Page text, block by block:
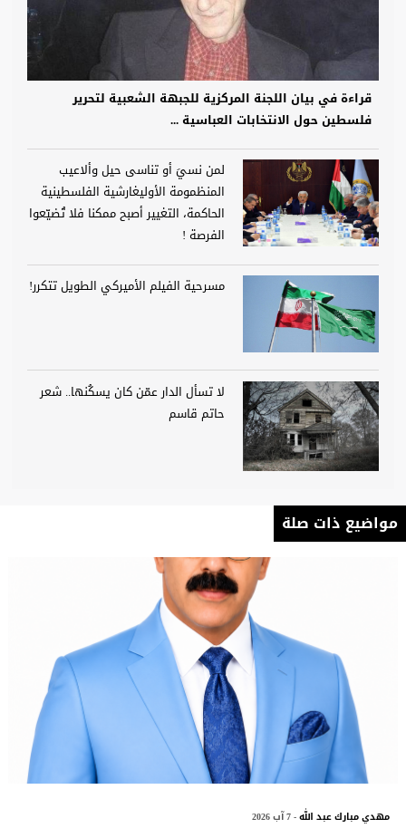
قراءة في بيان اللجنة المركزية للجبهة الشعبية لتحرير
فلسطين حول الانتخابات العباسية ...
لمن نسيَ أو تناسى حيل وألاعيب
المنظمومة الأوليغارشية الفلسطينية
الحاكمة، التغيير أصبح ممكنا فلا تُضيّعوا
الفرصة !
مسرحية الفيلم الأميركي الطويل تتكرر!
لا تسأل الدار عمّن كان يسكُنها.. شعر
حاتم قاسم
مواضيع ذات صلة
مهدي مبارك عبد الله- 7 آب 2026